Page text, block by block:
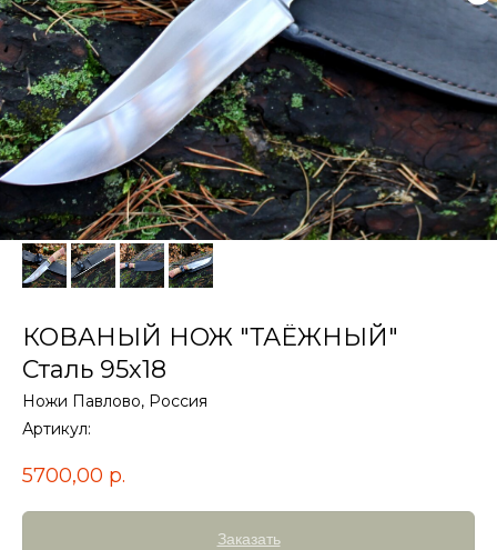
КОВАНЫЙ НОЖ "ТАЁЖНЫЙ"
Сталь 95х18
Ножи Павлово, Россия
Артикул:
5700,00 р.
Заказать